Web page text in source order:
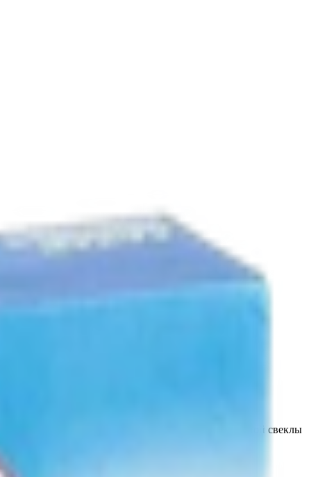
переработки сахаросодержащего сырья - сахарной свеклы